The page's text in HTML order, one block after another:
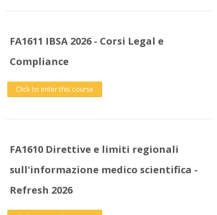
FA1611 IBSA 2026 - Corsi Legal e
Compliance
Click to enter this course
FA1610 Direttive e limiti regionali
sull'informazione medico scientifica -
Refresh 2026